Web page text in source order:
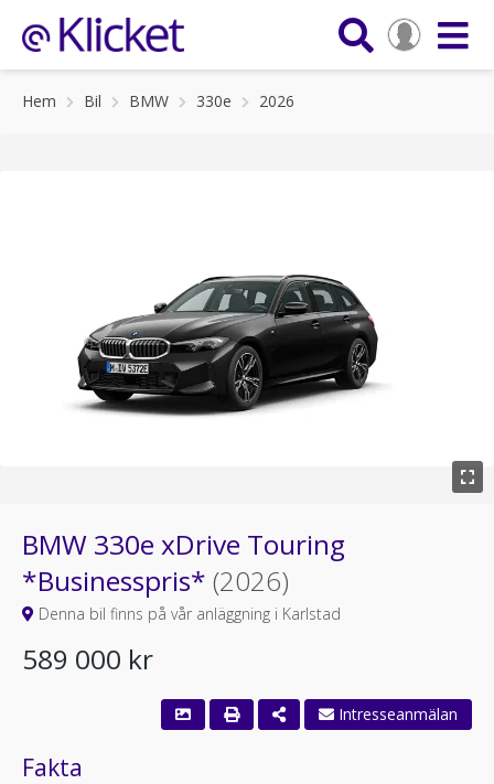
Hem Bil BMW 330e 2026
BMW 330e xDrive Touring
*Businesspris* (2026)
Denna bil finns på vår anläggning i Karlstad
589 000 kr
Intresseanmälan
Fakta